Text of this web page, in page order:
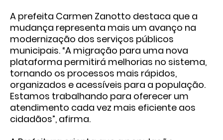
A prefeita Carmen Zanotto destaca que a
mudança representa mais um avanço na
modernização dos serviços públicos
municipais. “A migração para uma nova
plataforma permitirá melhorias no sistema,
tornando os processos mais rápidos,
organizados e acessíveis para a população.
Estamos trabalhando para oferecer um
atendimento cada vez mais eficiente aos
cidadãos”, afirma.